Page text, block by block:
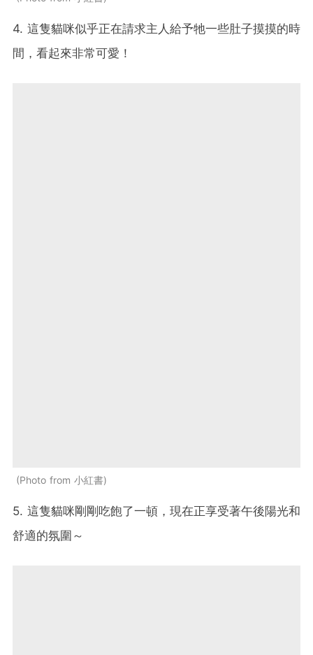
4. 這隻貓咪似乎正在請求主人給予牠一些肚子摸摸的時
間，看起來非常可愛！
Photo from 小紅書
5. 這隻貓咪剛剛吃飽了一頓，現在正享受著午後陽光和
舒適的氛圍～